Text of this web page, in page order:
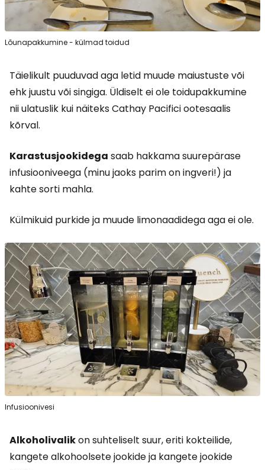
Lõunapakkumine - külmad toidud
Täielikult puuduvad aga letid muude maiustuste või
ehk juustu või singiga. Üldiselt ei ole toidupakkumine
nii ulatuslik kui näiteks Cathay Pacifici ootesaalis
kõrval.
Karastusjookidega saab hakkama suurepärase
infusiooniveega (minu jaoks parim on ingveri!) ja
kahte sorti mahla.
Külmikuid purkide ja muude limonaadidega aga ei ole.
Infusioonivesi
Alkoholivalikon suhteliselt suur, eriti kokteilide,
kangete alkohoolsete jookide ja kangete jookide